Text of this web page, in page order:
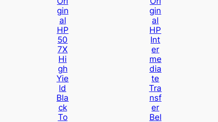
Gin
Al
HP
50
7X
Hi
Gh
Yie
Ld
Bla
Ck
To
Gin
Al
HP
Int
Er
Me
Dia
Te
Tra
Nsf
Er
Bel